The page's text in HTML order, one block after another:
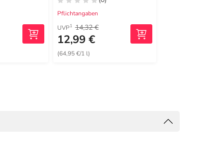
Pflichtangaben
UVP1 14,32 €
12,99 €
(64,95 €/1 l)